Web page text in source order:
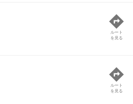
ルート
を見る
ルート
を見る